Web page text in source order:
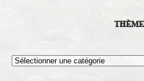
Thèmes